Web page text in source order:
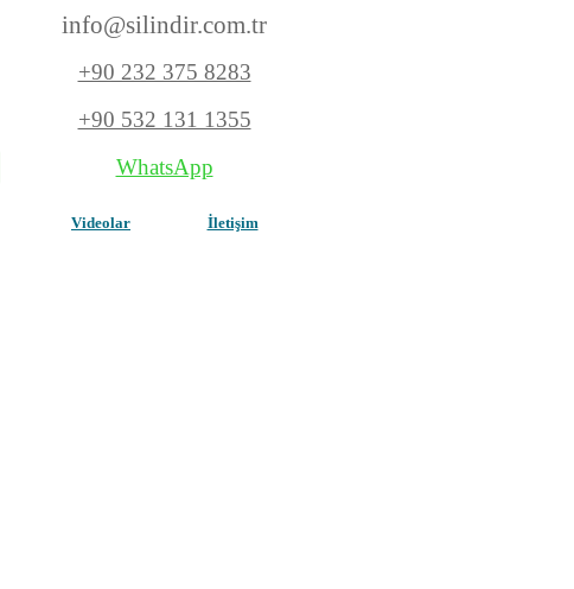
info@silindir.com.tr
+90 232 375 8283
+90 532 131 1355
WhatsApp
Videolar İletişim